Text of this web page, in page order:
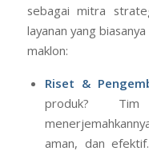
sebagai mitra
layanan yang
maklon:
Riset &
produk?
aman, dan